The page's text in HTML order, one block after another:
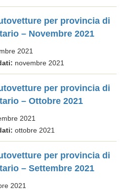
per provincia di
– Novembre 2021
2021
novembre 2021
per provincia di
– Ottobre 2021
2021
ottobre 2021
per provincia di
– Settembre 2021
2021